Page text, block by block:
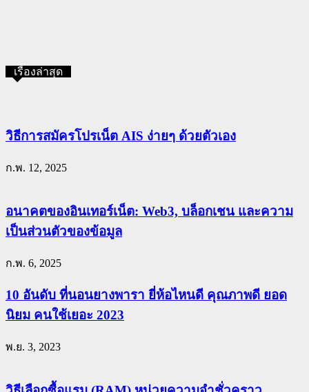
เรื่องล่าสุด
วิธีการสมัครโปรเน็ต AIS ง่ายๆ ด้วยตัวเอง
ก.พ. 12, 2025
อนาคตของอินเทอร์เน็ต: Web3, บล็อกเชน และความ
เป็นส่วนตัวของข้อมูล
ก.พ. 6, 2025
10 อันดับ ที่นอนยางพารา ยี่ห้อไหนดี คุณภาพดี ยอด
นิยม คนใช้เยอะ 2023
พ.ย. 3, 2023